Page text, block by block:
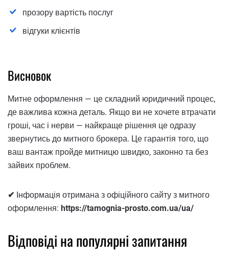
прозору вартість послуг
відгуки клієнтів
Висновок
Митне оформлення — це складний юридичний процес,
де важлива кожна деталь. Якщо ви не хочете втрачати
гроші, час і нерви — найкраще рішення це одразу
звернутись до митного брокера. Це гарантія того, що
ваш вантаж пройде митницю швидко, законно та без
зайвих проблем.
✔ Інформація отримана з офіційного сайту з митного
оформлення: https://tamognia-prosto.com.ua/ua/
Відповіді на популярні запитання